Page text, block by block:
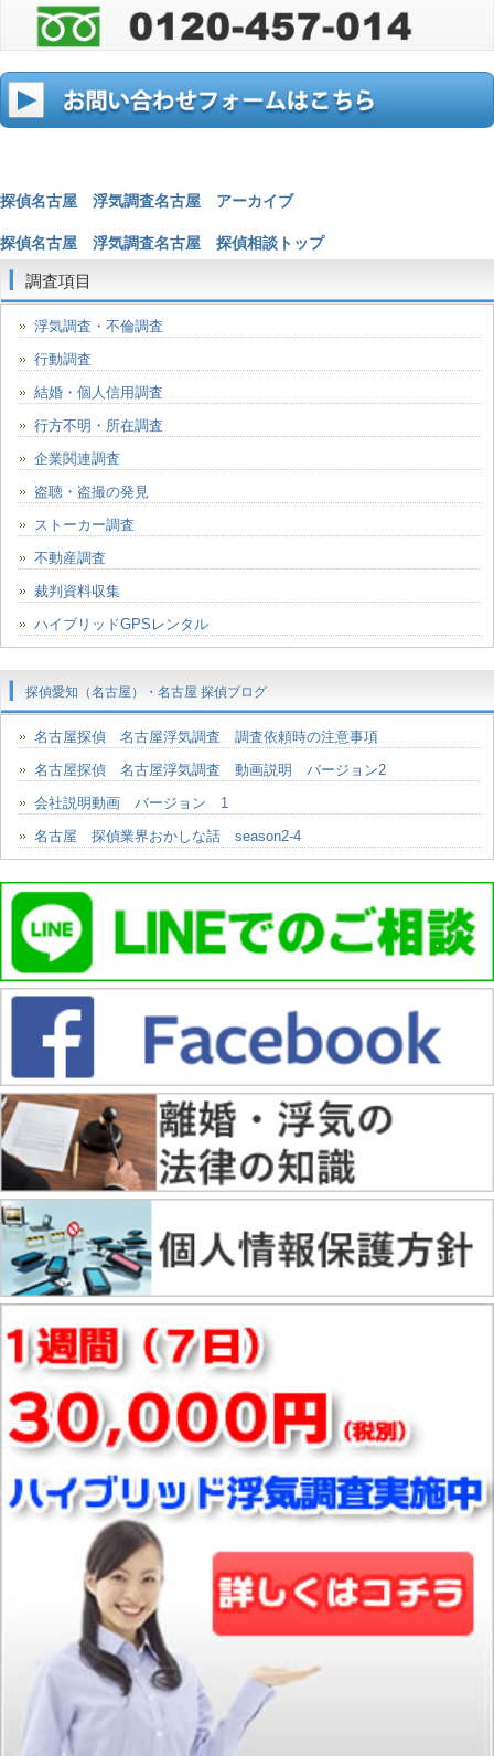
探偵名古屋 浮気調査名古屋 アーカイブ
探偵名古屋 浮気調査名古屋 探偵相談トップ
調査項目
浮気調査・不倫調査
行動調査
結婚・個人信用調査
行方不明・所在調査
企業関連調査
盗聴・盗撮の発見
ストーカー調査
不動産調査
裁判資料収集
ハイブリッドGPSレンタル
探偵愛知（名古屋）・名古屋 探偵ブログ
名古屋探偵 名古屋浮気調査 調査依頼時の注意事項
名古屋探偵 名古屋浮気調査 動画説明 バージョン2
会社説明動画 バージョン 1
名古屋 探偵業界おかしな話 season2-4